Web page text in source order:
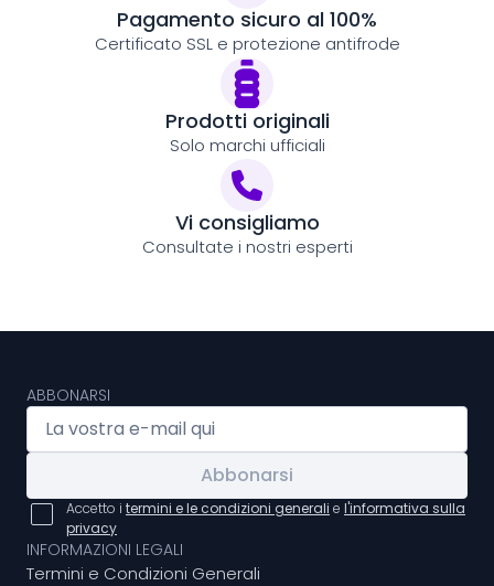
Pagamento sicuro al 100%
Certificato SSL e protezione antifrode
Prodotti originali
Solo marchi ufficiali
Vi consigliamo
Consultate i nostri esperti
ABBONARSI
Abbonarsi
Accetto i termini e le condizioni generali e l'informativa sulla
privacy
INFORMAZIONI LEGALI
Termini e Condizioni Generali